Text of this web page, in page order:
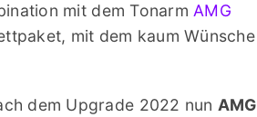
mit dem TonarmAMG
mit dem kaum Wünsche
dem Upgrade 2022 nun AMG